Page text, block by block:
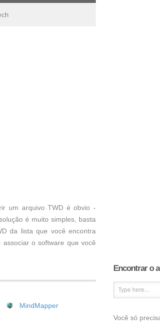
um arquivo TWD é obvio -
é muito simples, basta
da lista que você encontra
o software que você
MindMapper
Encontrar o
Você só